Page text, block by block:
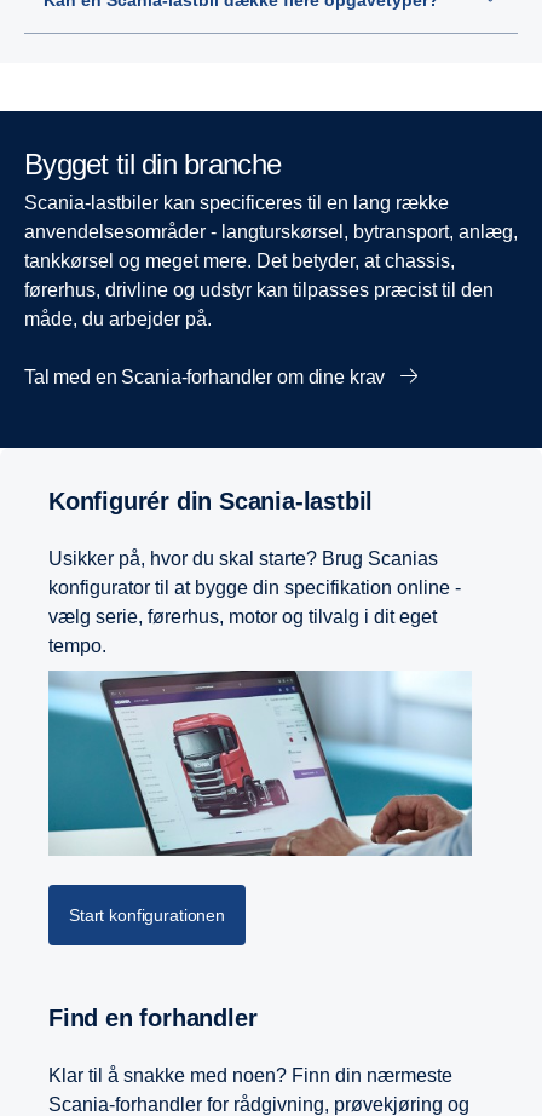
Bygget til din branche
Scania-lastbiler kan specificeres til en lang række
anvendelsesområder - langturskørsel, bytransport, anlæg,
tankkørsel og meget mere. Det betyder, at chassis,
førerhus, drivline og udstyr kan tilpasses præcist til den
måde, du arbejder på.
Tal med en Scania-forhandler om dine krav
Konfigurér din Scania-lastbil
Usikker på, hvor du skal starte? Brug Scanias
konfigurator til at bygge din specifikation online -
vælg serie, førerhus, motor og tilvalg i dit eget
tempo.
Start konfigurationen
Find en forhandler
Klar til å snakke med noen? Finn din nærmeste
Scania-forhandler for rådgivning, prøvekjøring og